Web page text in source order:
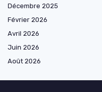
Décembre 2025
Février 2026
Avril 2026
Juin 2026
Août 2026